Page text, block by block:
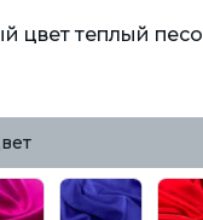
цвет теплый